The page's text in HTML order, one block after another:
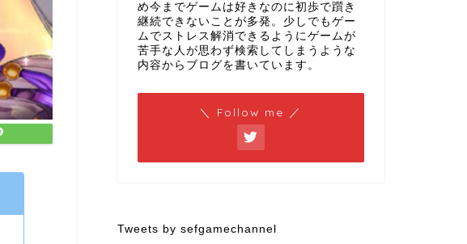
め今までゲームは好きなのに初歩で躓き
継続できないことが多発。少しでもゲー
ムでストレス解消できるようにゲームが
苦手な人が思わず検索してしまうような
内容からブログを書いています。
＼ Follow me ／
Tweets by sefgamechannel